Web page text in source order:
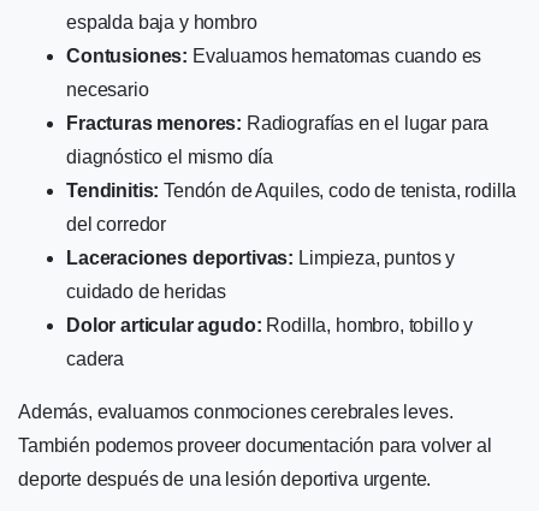
espalda baja y hombro
Contusiones: Evaluamos hematomas cuando es
necesario
Fracturas menores: Radiografías en el lugar para
diagnóstico el mismo día
Tendinitis: Tendón de Aquiles, codo de tenista, rodilla
del corredor
Laceraciones deportivas: Limpieza, puntos y
cuidado de heridas
Dolor articular agudo: Rodilla, hombro, tobillo y
cadera
Además, evaluamos conmociones cerebrales leves.
También podemos proveer documentación para volver al
deporte después de una lesión deportiva urgente.